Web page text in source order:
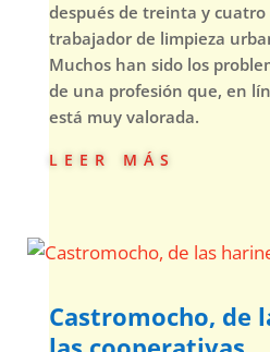
después de treinta y cuatro
trabajador de limpieza
Muchos han sido los
de una profesión que, en
está muy valorada.
leer más
Castromocho, de